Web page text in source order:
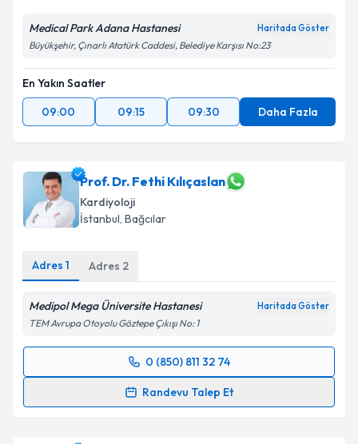
Medical Park Adana Hastanesi Haritada Göster
Büyükşehir, Çınarlı Atatürk Caddesi, Belediye Karşısı No:23
En Yakın Saatler
09:00
09:15 09:30 Daha Fazla
Prof. Dr. Fethi Kılıçaslan
Kardiyoloji
İstanbul, Bağcılar
Adres 1 Adres 2
Medipol Mega Üniversite Hastanesi Haritada Göster
TEM Avrupa Otoyolu Göztepe Çıkışı No: 1
0 (850) 811 32 74
Randevu Talep Et
Randevu Takvimi Talebi